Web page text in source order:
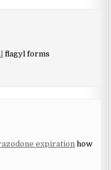
flagyl forms
expiration how